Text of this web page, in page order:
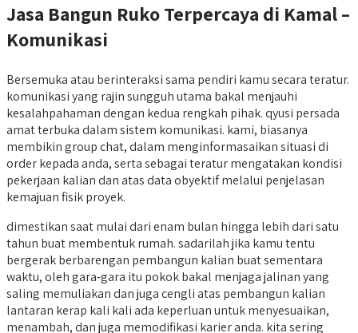
Jasa Bangun Ruko Terpercaya di Kamal –
Komunikasi
Bersemuka atau berinteraksi sama pendiri kamu secara teratur.
komunikasi yang rajin sungguh utama bakal menjauhi
kesalahpahaman dengan kedua rengkah pihak. qyusi persada
amat terbuka dalam sistem komunikasi. kami, biasanya
membikin group chat, dalam menginformasaikan situasi di
order kepada anda, serta sebagai teratur mengatakan kondisi
pekerjaan kalian dan atas data obyektif melalui penjelasan
kemajuan fisik proyek.
dimestikan saat mulai dari enam bulan hingga lebih dari satu
tahun buat membentuk rumah. sadarilah jika kamu tentu
bergerak berbarengan pembangun kalian buat sementara
waktu, oleh gara-gara itu pokok bakal menjaga jalinan yang
saling memuliakan dan juga cengli atas pembangun kalian
lantaran kerap kali kali ada keperluan untuk menyesuaikan,
menambah, dan juga memodifikasi karier anda. kita sering